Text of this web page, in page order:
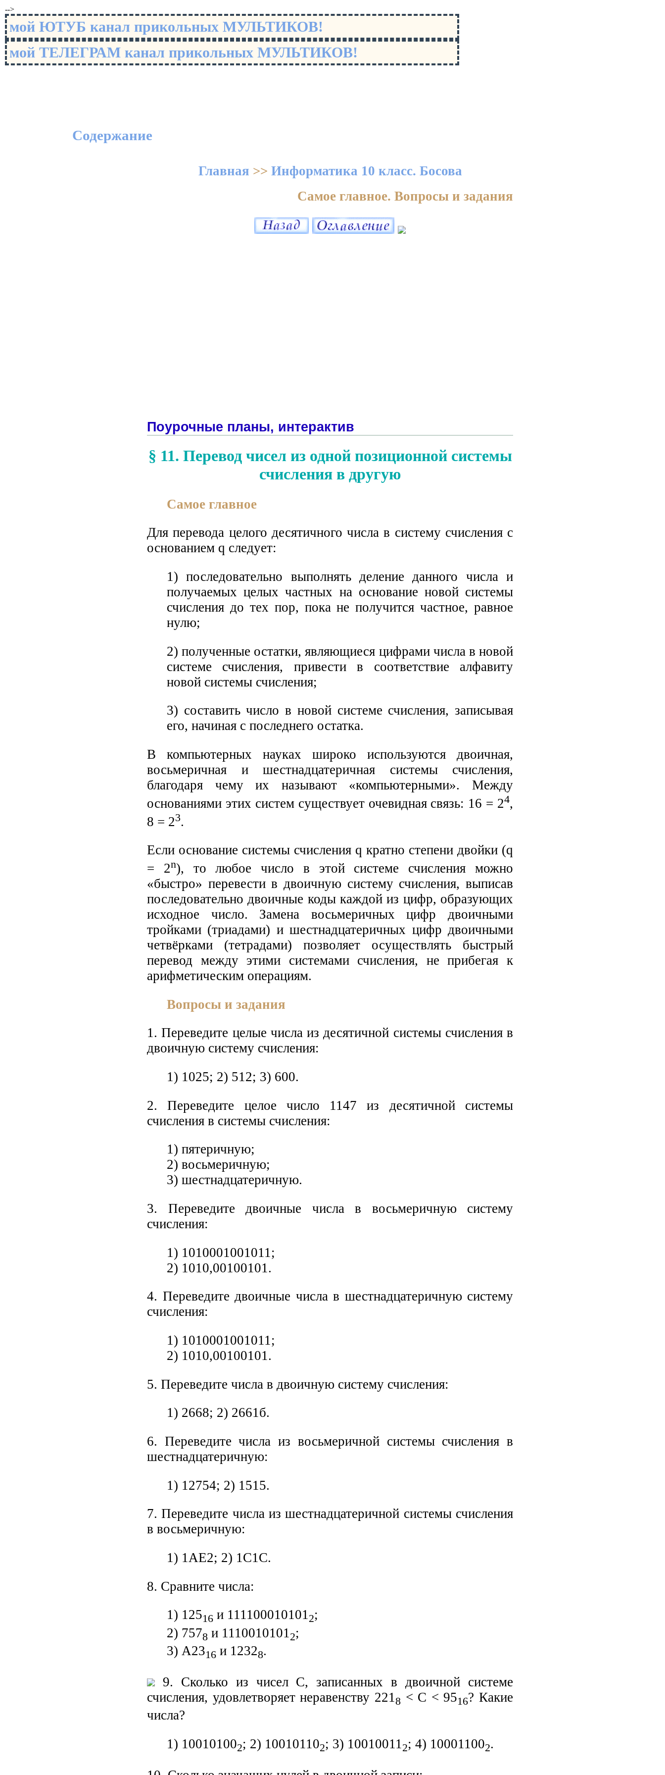
-->
мой ЮТУБ канал прикольных МУЛЬТИКОВ!
мой ТЕЛЕГРАМ канал прикольных МУЛЬТИКОВ!
Содержание
Главная >> Информатика 10 класс. Босова
Самое главное. Вопросы и задания
Поурочные планы, интерактив
§ 11. Перевод чисел из одной позиционной системы
счисления в другую
Самое главное
Для перевода целого десятичного числа в систему счисления с
основанием q следует:
1) последовательно выполнять деление данного числа и
получаемых целых частных на основание новой системы
счисления до тех пор, пока не получится частное, равное
нулю;
2) полученные остатки, являющиеся цифрами числа в новой
системе счисления, привести в соответствие алфавиту
новой системы счисления;
3) составить число в новой системе счисления, записывая
его, начиная с последнего остатка.
В компьютерных науках широко используются двоичная,
восьмеричная и шестнадцатеричная системы счисления,
благодаря чему их называют «компьютерными». Между
основаниями этих систем существует очевидная связь: 16 = 24,
8 = 23.
Если основание системы счисления q кратно степени двойки (q
= 2n), то любое число в этой системе счисления можно
«быстро» перевести в двоичную систему счисления, выписав
последовательно двоичные коды каждой из цифр, образующих
исходное число. Замена восьмеричных цифр двоичными
тройками (триадами) и шестнадцатеричных цифр двоичными
четвёрками (тетрадами) позволяет осуществлять быстрый
перевод между этими системами счисления, не прибегая к
арифметическим операциям.
Вопросы и задания
1. Переведите целые числа из десятичной системы счисления в
двоичную систему счисления:
1) 1025; 2) 512; 3) 600.
2. Переведите целое число 1147 из десятичной системы
счисления в системы счисления:
1) пятеричную;
2) восьмеричную;
3) шестнадцатеричную.
3. Переведите двоичные числа в восьмеричную систему
счисления:
1) 1010001001011;
2) 1010,00100101.
4. Переведите двоичные числа в шестнадцатеричную систему
счисления:
1) 1010001001011;
2) 1010,00100101.
5. Переведите числа в двоичную систему счисления:
1) 2668; 2) 2661б.
6. Переведите числа из восьмеричной системы счисления в
шестнадцатеричную:
1) 12754; 2) 1515.
7. Переведите числа из шестнадцатеричной системы счисления
в восьмеричную:
1) 1АЕ2; 2) 1С1С.
8. Сравните числа:
1) 12516 и 1111000101012;
2) 7578 и 1110010101 2;
3) А2316 и 12328.
9. Сколько из чисел С, записанных в двоичной системе
счисления, удовлетворяет неравенству 221 8 < С < 9516? Какие
числа?
1) 100101002; 2) 100101102; 3) 10010011 2; 4) 100011002.